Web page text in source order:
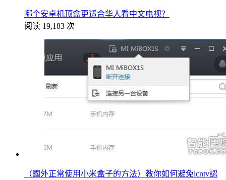
哪个安卓机顶盒更适合华人看中文电视？
阅读 19,183 次
（國外正常使用小米盒子的方法）教你如何避免icntv認